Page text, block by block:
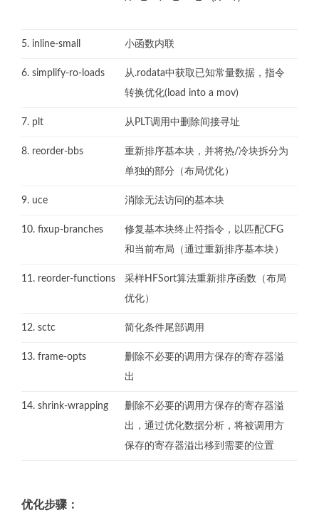
5. inline-small 小函数内联
6. simplify-ro-loads
从.rodata中获取已知常量数据，指令
转换优化(load into a mov)
7. plt 从PLT调用中删除间接寻址
8. reorder-bbs
重新排序基本块，并将热/冷块拆分为
单独的部分（布局优化）
9. uce 消除无法访问的基本块
10. fixup-branches
修复基本块终止符指令，以匹配CFG
和当前布局（通过重新排序基本块）
11. reorder-functions
采样HFSort算法重新排序函数（布局
优化）
12. sctc 简化条件尾部调用
13. frame-opts
删除不必要的调用方保存的寄存器溢
出
14. shrink-wrapping
删除不必要的调用方保存的寄存器溢
出，通过优化数据分析，将被调用方
保存的寄存器溢出移到需要的位置
优化步骤：